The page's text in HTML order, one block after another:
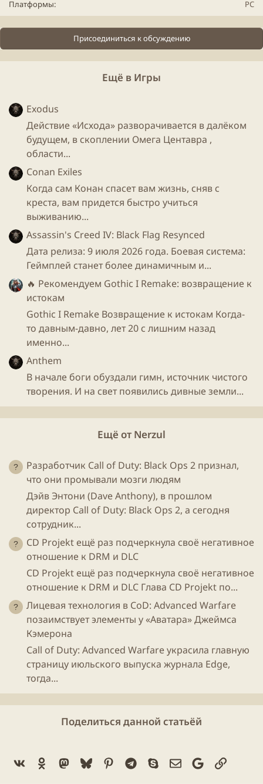
Платформы PC
Присоединиться к обсуждению
Ещё в Игры
Exodus
Действие «Исхода» разворачивается в далёком
будущем, в скоплении Омега Центавра ,
области...
Conan Exiles
Когда сам Конан спасет вам жизнь, сняв с
креста, вам придется быстро учиться
выживанию...
Assassin's Creed IV: Black Flag Resynced
Дата релиза: 9 июля 2026 года. Боевая система:
Геймплей станет более динамичным и...
🔥 Рекомендуем Gothic I Remake: возвращение к
истокам
Gothic I Remake Возвращение к истокам Когда-
то давным-давно, лет 20 с лишним назад
именно...
Anthem
В начале боги обуздали гимн, источник чистого
творения. И на свет появились дивные земли...
Ещё от Nerzul
Разработчик Call of Duty: Black Ops 2 признал,
что они промывали мозги людям
Дэйв Энтони (Dave Anthony), в прошлом
директор Call of Duty: Black Ops 2, а сегодня
сотрудник...
CD Projekt ещё раз подчеркнула своё негативное
отношение к DRM и DLC
CD Projekt ещё раз подчеркнула своё негативное
отношение к DRM и DLC Глава CD Projekt по...
Лицевая технология в CoD: Advanced Warfare
позаимствует элементы у «Аватара» Джеймса
Кэмерона
Call of Duty: Advanced Warfare украсила главную
страницу июльского выпуска журнала Edge,
тогда...
Поделиться данной статьёй
Vk Ok Mastodon
BlueskyPinterestTelegram
SkypeЭлектронная
GoogleСсылка